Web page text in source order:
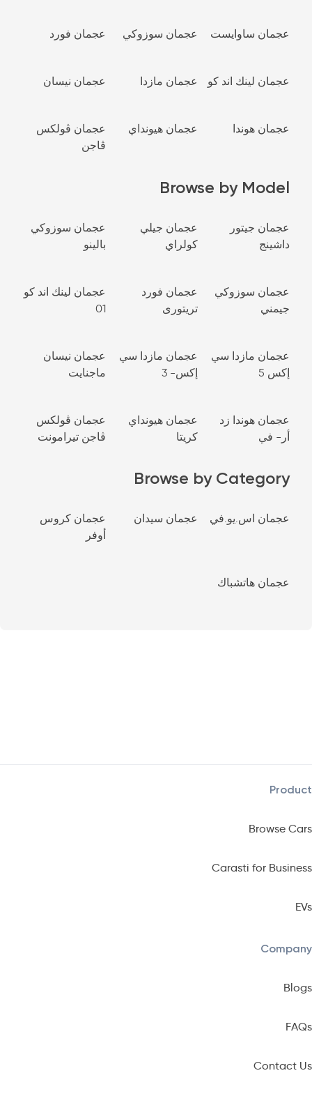
عجمان ساوايست عجمان سوزوكي عجمان فورد
عجمان لينك اند كو عجمان مازدا عجمان نيسان
عجمان هوندا عجمان هيونداي
عجمان ڤولكس
ڤاجن
Browse by Model
عجمان جيتور
داشينج
عجمان جيلي
كولراي
عجمان سوزوكي
بالينو
عجمان سوزوكي
جيمني
عجمان فورد
تريتورى
عجمان لينك اند كو
01
عجمان مازدا سي
إكس 5
عجمان مازدا سي
إكس- 3
عجمان نيسان
ماجنايت
عجمان هوندا زد
أر- في
عجمان هيونداي
كريتا
عجمان ڤولكس
ڤاجن تيرامونت
Browse by Category
عجمان اس.يو.في عجمان سيدان
عجمان كروس
أوفر
عجمان هاتشباك
Product
Browse Cars
Carasti for Business
EVs
Company
Blogs
FAQs
Contact Us